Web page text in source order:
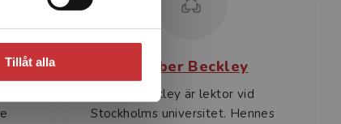
Tillåt alla Amber Beckley
Amber Beckley är lektor vid
Stockholms universitet. Hennes